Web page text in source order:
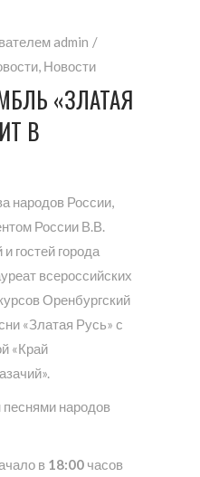
admin
, Новости
«ЗЛАТАЯ
В
народов России,
России В.В.
гостей города
всероссийских
Оренбургский
«Златая Русь» с
«Край
народов
в 18:00 часов